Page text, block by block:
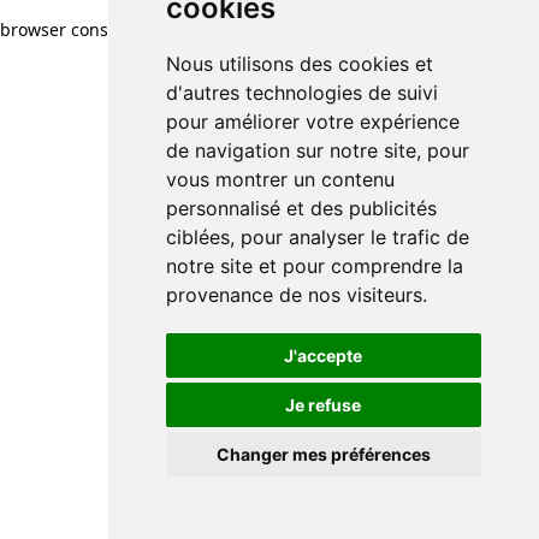
cookies
Nous utilisons des cookies et
d'autres technologies de suivi
pour améliorer votre expérience
de navigation sur notre site, pour
vous montrer un contenu
personnalisé et des publicités
ciblées, pour analyser le trafic de
notre site et pour comprendre la
provenance de nos visiteurs.
J'accepte
Je refuse
Changer mes préférences
browser console for more information)